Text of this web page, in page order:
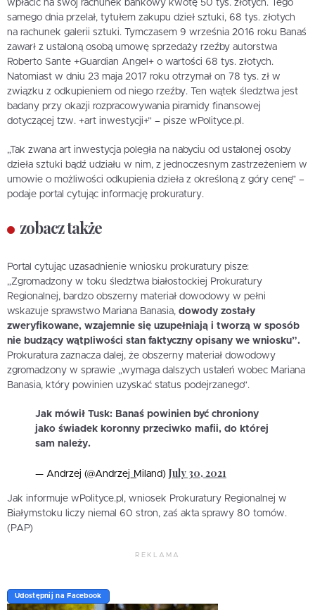
wpłacić na swój rachunek bankowy kwotę 50 tys. złotych. Tego
samego dnia przelał, tytułem zakupu dzieł sztuki, 68 tys. złotych
na rachunek galerii sztuki. Tymczasem 9 września 2016 roku Banaś
zawarł z ustaloną osobą umowę sprzedaży rzeźby autorstwa
Roberto Sante +Guardian Angel+ o wartości 68 tys. złotych.
Natomiast w dniu 23 maja 2017 roku otrzymał on 78 tys. zł w
związku z odkupieniem od niego rzeźby. Ten wątek śledztwa jest
badany przy okazji rozpracowywania piramidy finansowej
dotyczącej tzw. +art inwestycji+” – pisze wPolityce.pl.
„Tak zwana art inwestycja poległa na nabyciu od ustalonej osoby
dzieła sztuki bądź udziału w nim, z jednoczesnym zastrzeżeniem w
umowie o możliwości odkupienia dzieła z określoną z góry cenę” –
podaje portal cytując informację prokuratury.
zobacz także
Portal cytując uzasadnienie wniosku prokuratury pisze:
„Zgromadzony w toku śledztwa białostockiej Prokuratury
Regionalnej, bardzo obszerny materiał dowodowy w pełni
wskazuje sprawstwo Mariana Banasia, dowody zostały
zweryfikowane, wzajemnie się uzupełniają i tworzą w sposób
nie budzący wątpliwości stan faktyczny opisany we wniosku”.
Prokuratura zaznacza dalej, że obszerny materiał dowodowy
zgromadzony w sprawie „wymaga dalszych ustaleń wobec Mariana
Banasia, który powinien uzyskać status podejrzanego”.
Jak mówił Tusk: Banaś powinien być chroniony
jako świadek koronny przeciwko mafii, do której
sam należy.
— Andrzej (@Andrzej_Miland) July 30, 2021
Jak informuje wPolityce.pl, wniosek Prokuratury Regionalnej w
Białymstoku liczy niemal 60 stron, zaś akta sprawy 80 tomów.
(PAP)
REKLAMA
Udostępnij na Facebook